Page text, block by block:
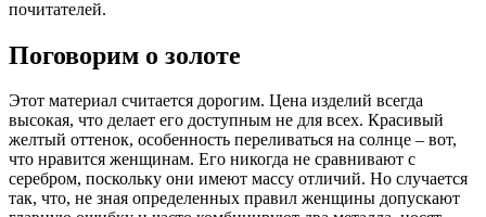
почитателей.
Поговорим о золоте
Этот материал считается дорогим. Цена изделий всегда
высокая, что делает его доступным не для всех. Красивый
желтый оттенок, особенность переливаться на солнце – вот,
что нравится женщинам. Его никогда не сравнивают с
серебром, поскольку они имеют массу отличий. Но случается
так, что, не зная определенных правил женщины допускают